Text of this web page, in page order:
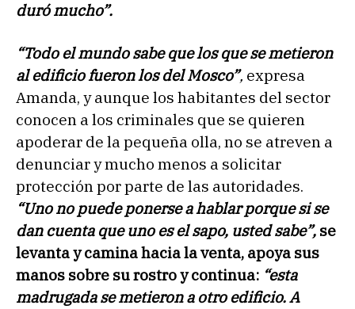
duró mucho”.
“Todo el mundo sabe que los que se metieron
al edificio fueron los del Mosco”, expresa
Amanda, y aunque los habitantes del sector
conocen a los criminales que se quieren
apoderar de la pequeña olla, no se atreven a
denunciar y mucho menos a solicitar
protección por parte de las autoridades.
“Uno no puede ponerse a hablar porque si se
dan cuenta que uno es el sapo, usted sabe”, se
levanta y camina hacia la venta, apoya sus
manos sobre su rostro y continua: “esta
madrugada se metieron a otro edificio. A